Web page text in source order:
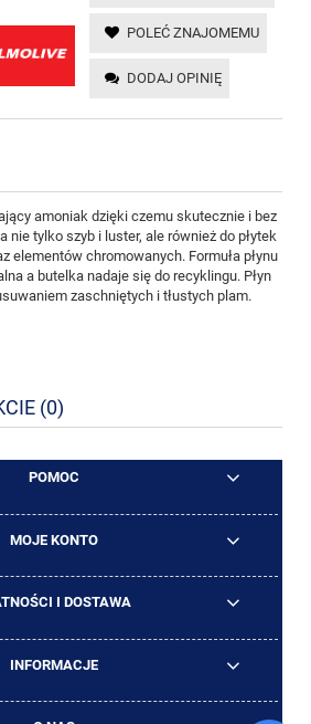
POLEĆ ZNAJOMEMU
DODAJ OPINIĘ
amoniak dzięki czemu skutecznie i bez
nie tylko szyb i luster, ale również do płytek
elementów chromowanych. Formuła płynu
a butelka nadaje się do recyklingu. Płyn
zaschniętych i tłustych plam.
(0)
POMOC
MOJE KONTO
I DOSTAWA
INFORMACJE